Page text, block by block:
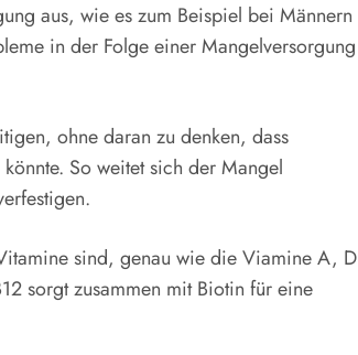
aus, wie es zum Beispiel bei Männern
in der Folge einer Mangelversorgung
ohne daran zu denken, dass
So weitet sich der Mangel
sind, genau wie die Viamine A, D
sorgt zusammen mit Biotin für eine